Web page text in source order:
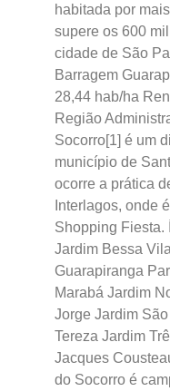
habitada por
supere os 600
cidade de São
Barragem
28,44 hab/ha
Região
Socorro[1] é um
município de
ocorre a prática
Interlagos, onde
Shopping Fiesta.
Jardim Bessa
Guarapiranga
Marabá Jardim
Jorge Jardim
Tereza Jardim
Jacques
do Socorro é